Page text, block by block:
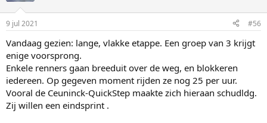
9 jul 2021 #56
Vandaag gezien: lange, vlakke etappe. Een groep van 3 krijgt
enige voorsprong.
Enkele renners gaan breeduit over de weg, en blokkeren
iedereen. Op gegeven moment rijden ze nog 25 per uur.
Vooral de Ceuninck-QuickStep maakte zich hieraan schudldg.
Zij willen een eindsprint .